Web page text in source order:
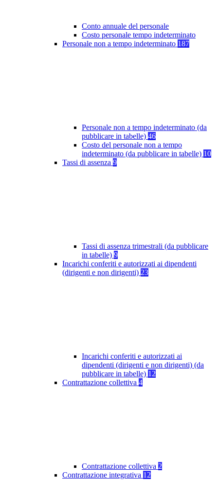
Conto annuale del personale
Costo personale tempo indeterminato
Personale non a tempo indeterminato 187
Personale non a tempo indeterminato (da
pubblicare in tabelle) 46
Costo del personale non a tempo
indeterminato (da pubblicare in tabelle) 10
Tassi di assenza 9
Tassi di assenza trimestrali (da pubblicare
in tabelle) 9
Incarichi conferiti e autorizzati ai dipendenti
(dirigenti e non dirigenti) 23
Incarichi conferiti e autorizzati ai
dipendenti (dirigenti e non dirigenti) (da
pubblicare in tabelle) 12
Contrattazione collettiva 4
Contrattazione collettiva 2
Contrattazione integrativa 12